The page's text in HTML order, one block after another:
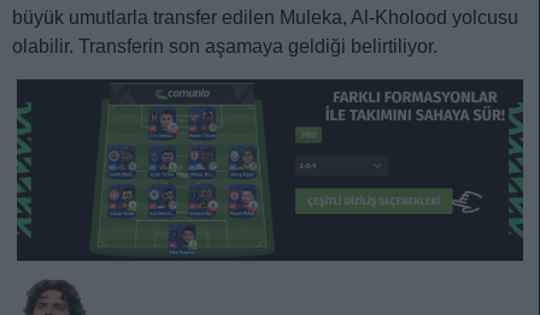
büyük umutlarla transfer edilen Muleka, Al-Kholood yolcusu
olabilir. Transferin son aşamaya geldiği belirtiliyor.